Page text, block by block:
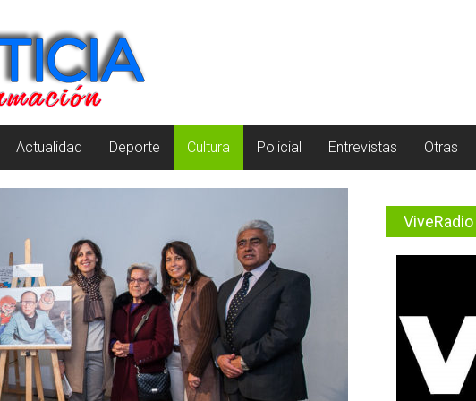
Actualidad Deporte Cultura Policial Entrevistas Otras
ViveRadio